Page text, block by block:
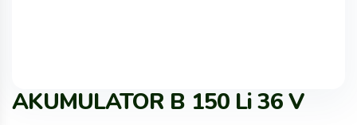
AKUMULATOR B 150 Li 36 V